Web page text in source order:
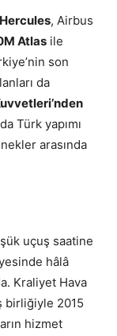
Hercules, Airbus
Atlas ile
son
da
Türk yapımı
arasında
uçuş saatine
hâlâ
Kraliyet Hava
birliğiyle 2015
hizmet